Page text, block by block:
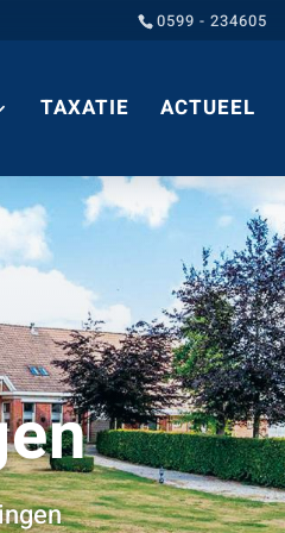
0599 - 234605
TAXATIE ACTUEEL